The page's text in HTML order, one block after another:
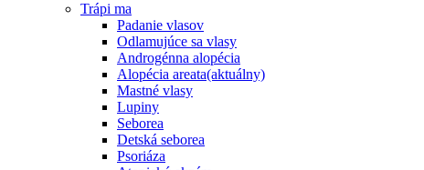
Trápi ma
Padanie vlasov
Odlamujúce sa vlasy
Androgénna alopécia
Alopécia areata(aktuálny)
Mastné vlasy
Lupiny
Seborea
Detská seborea
Psoriáza